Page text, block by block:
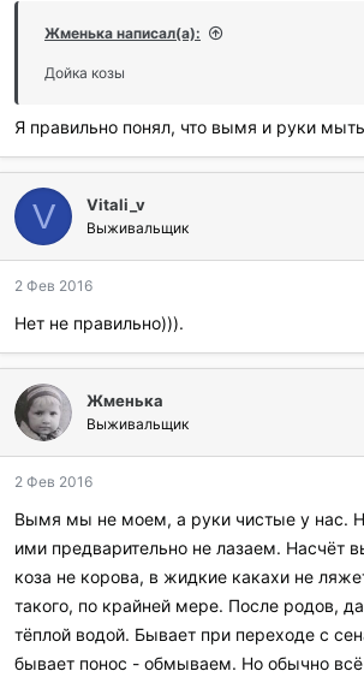
и
и
Жменька написал(а):
Дойка козы
Я правильно понял, что вымя и руки
V Vitali_v
Выживальщик
2 Фев 2016
Нет не правильно))).
Жменька
Выживальщик
2 Фев 2016
Вымя мы не моем, а руки чистые у нас.
ими предварительно не лазаем. Насчёт
коза не корова, в жидкие какахи не
такого, по крайней мере. После родов,
тёплой водой. Бывает при переходе с
бывает понос - обмываем. Но обычно всё